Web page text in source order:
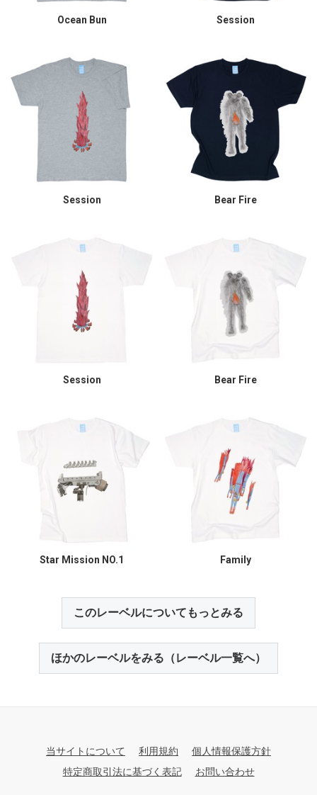
Ocean Bun Session
Session Bear Fire
Session Bear Fire
Star Mission NO.1 Family
このレーベルについてもっとみる
ほかのレーベルをみる（レーベル一覧へ）
当サイトについて 利用規約
個人情報保護方針
特定商取引法に基づく表記
お問い合わせ